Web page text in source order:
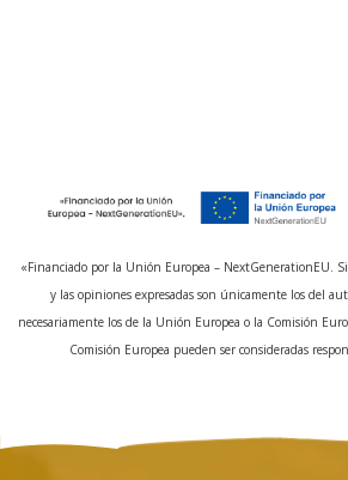
«Financiado por la Unión Europea – NextGenerationEU.
y las opiniones expresadas son únicamente los del
necesariamente los de la Unión Europea o la Comisión
Comisión Europea pueden ser consideradas